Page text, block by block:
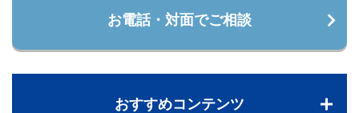
お電話・対面でご相談
おすすめコンテンツ